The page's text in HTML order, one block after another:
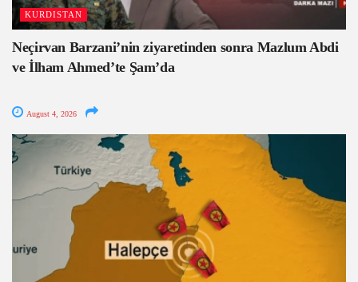
KURDISTAN
Neçirvan Barzani’nin ziyaretinden sonra Mazlum Abdi
ve İlham Ahmed’te Şam’da
August 4, 2026